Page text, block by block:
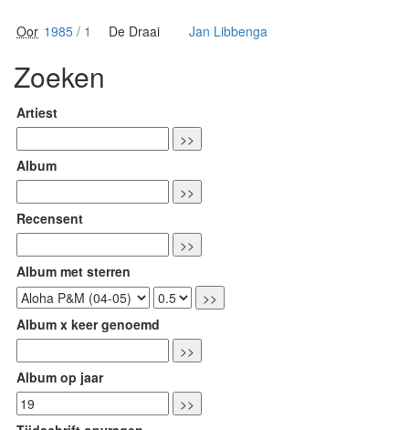
Oor 1985 / 1 De Draai Jan Libbenga
Zoeken
Artiest
Album
Recensent
Album met sterren
Album x keer genoemd
Album op jaar